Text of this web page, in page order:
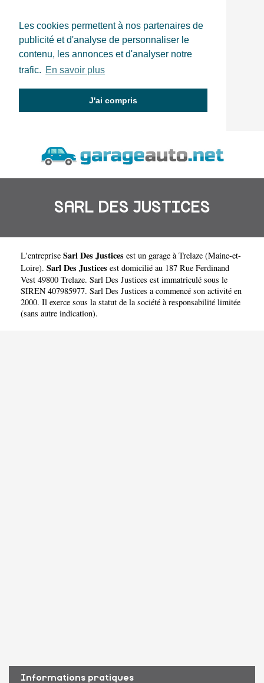
Les cookies permettent à nos partenaires de
publicité et d'analyse de personnaliser le
contenu, les annonces et d'analyser notre
trafic. En savoir plus
J'ai compris
SARL DES JUSTICES
L'entreprise Sarl Des Justices est un garage à Trelaze (Maine-et-
Loire). Sarl Des Justices est domicilié au 187 Rue Ferdinand
Vest 49800 Trelaze. Sarl Des Justices est immatriculé sous le
SIREN 407985977. Sarl Des Justices a commencé son activité en
2000. Il exerce sous la statut de la société à responsabilité limitée
(sans autre indication).
Informations pratiques